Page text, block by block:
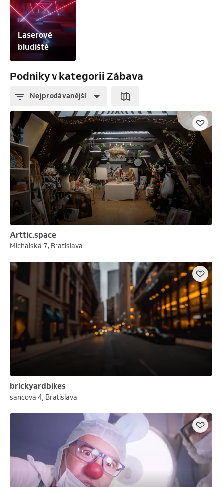
Laserové
bludiště
Podniky v kategorii Zábava
Nejprodávanější
Arttic.space
Michalská 7, Bratislava
brickyardbikes
sancova 4, Bratislava